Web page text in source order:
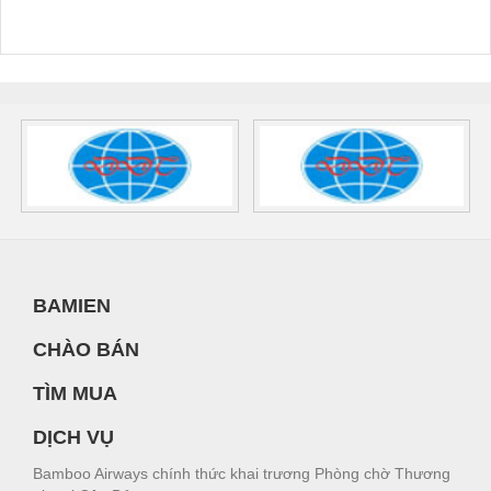
BAMIEN
CHÀO BÁN
TÌM MUA
DỊCH VỤ
Bamboo Airways chính thức khai trương Phòng chờ Thương